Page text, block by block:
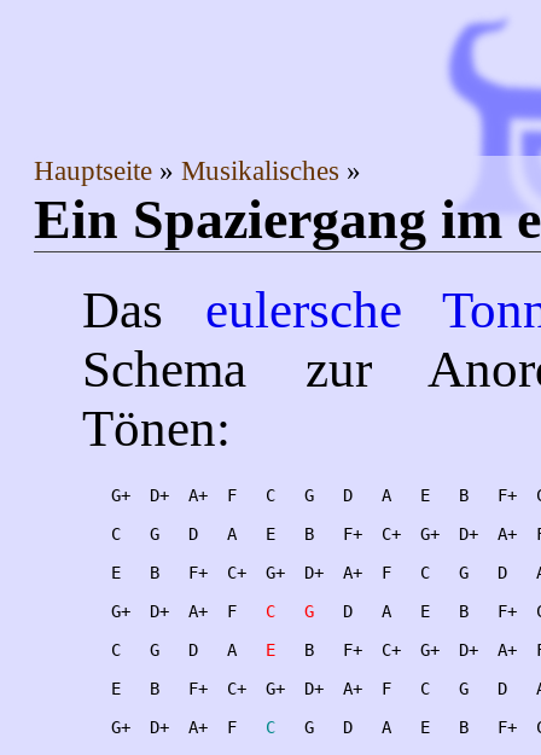
Hauptseite Musikalisches
Ein Spaziergang im
Das eulersche
Schema zur
Tönen:
G+  D+  A+  F   C   G   D   A   E   B   F+
C   G   D   A   E   B   F+  C+  G+  D+
E   B   F+  C+  G+  D+  A+  F   C   G   D
   G+  D+  A+  F
C   G
D   A   E   B   F+
   C   G   D   A
E
B   F+  C+  G+  D+
E   B   F+  C+  G+  D+  A+  F   C   G   D
   G+  D+  A+  F
C
G   D   A   E   B   F+